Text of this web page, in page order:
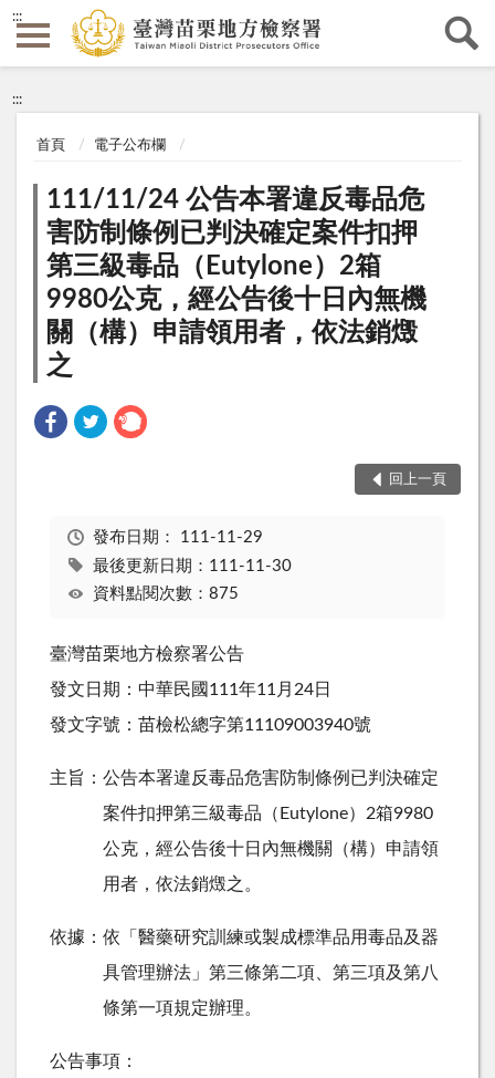
:::
:::
首頁 電子公布欄
111/11/24 公告本署違反毒品危
害防制條例已判決確定案件扣押
第三級毒品（Eutylone）2箱
9980公克，經公告後十日內無機
關（構）申請領用者，依法銷燬
之
回上一頁
發布日期： 111-11-29
最後更新日期：111-11-30
資料點閱次數：875
臺灣苗栗地方檢察署公告
發文日期：中華民國111年11月24日
發文字號：苗檢松總字第11109003940號
主旨：公告本署違反毒品危害防制條例已判決確定
案件扣押第三級毒品（Eutylone）2箱9980
公克，經公告後十日內無機關（構）申請領
用者，依法銷燬之。
依據：依「醫藥研究訓練或製成標準品用毒品及器
具管理辦法」第三條第二項、第三項及第八
條第一項規定辦理。
公告事項：